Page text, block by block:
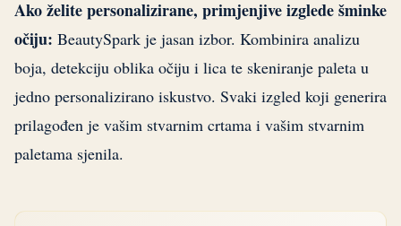
Ako želite personalizirane, primjenjive izglede šminke
očiju: BeautySpark je jasan izbor. Kombinira analizu
boja, detekciju oblika očiju i lica te skeniranje paleta u
jedno personalizirano iskustvo. Svaki izgled koji generira
prilagođen je vašim stvarnim crtama i vašim stvarnim
paletama sjenila.